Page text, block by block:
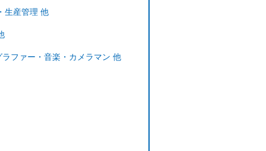
生産管理 他
ファー・音楽・カメラマン 他